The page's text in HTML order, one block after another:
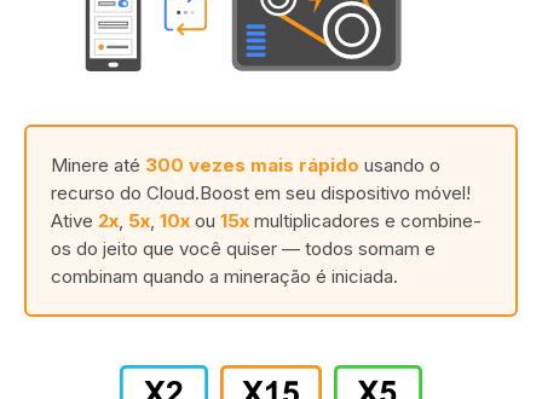
Minere até 300 vezes mais rápido usando o
recurso do Cloud.Boost em seu dispositivo móvel!
Ative 2x 5x 10x ou 15x multiplicadores e combine-
os do jeito que você quiser — todos somam e
combinam quando a mineração é iniciada.